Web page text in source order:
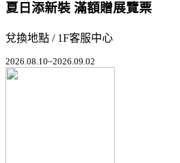
夏日添新裝 滿額贈展覽票
兌換地點 / 1F客服中心
2026.08.10~2026.09.02